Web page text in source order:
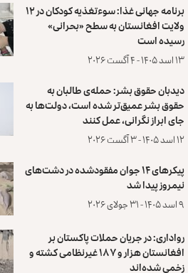
برنامه جهانی غذا: سوءتغذیه کودکان در ۱۲
ولایت افغانستان به سطح «بحرانی»
رسیده است
۱۳ اسد ۱۴۰۵ - ۴ آگست ۲۰۲۶
دیدبان حقوق بشر: حمله‌ی طالبان به
حقوق بشر عمیق‌تر شده است، دولت‌ها به
جای ابراز نگرانی، عمل کنند
۱۲ اسد ۱۴۰۵ - ۳ آگست ۲۰۲۶
پیکرهای ۱۴ جوان مفقودشده در دشت‌های
نیمروز پیدا شد
۹ اسد ۱۴۰۵ - ۳۱ جولای ۲۰۲۶
رواداری: در جریان حملات پاکستان بر
افغانستان هزار و ۱۸۷ غیرنظامی کشته و
زخمی شده‌اند